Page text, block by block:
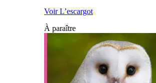
Voir L’escargot
À paraître